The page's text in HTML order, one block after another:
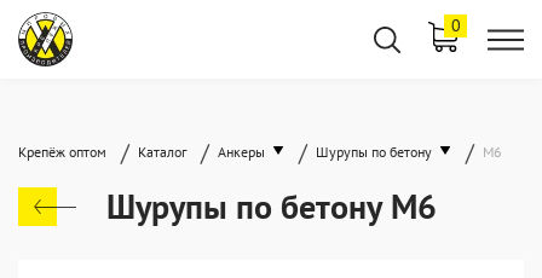
0
Крепёж оптом / Каталог / Анкеры / Шурупы по бетону / М6
Шурупы по бетону М6